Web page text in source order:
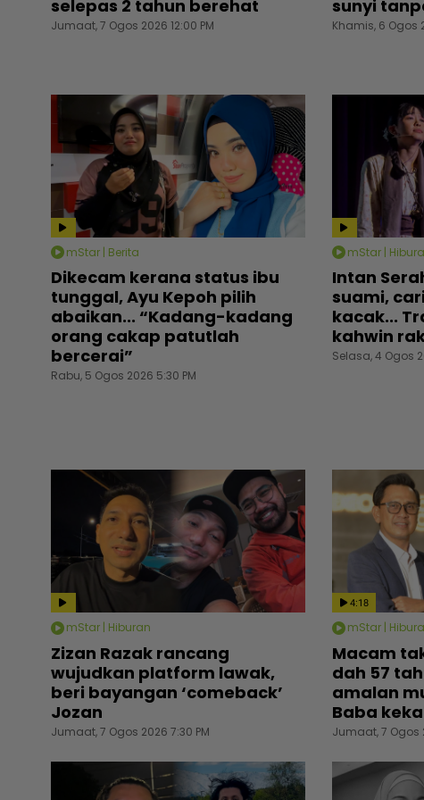
selepas 2 tahun berehat
Jumaat, 7 Ogos 2026 12:00 PM
sunyi
Khamis, 6 Ogos
mStar | Berita
Dikecam kerana status ibu
tunggal, Ayu Kepoh pilih
abaikan... “Kadang-kadang
orang cakap patutlah
bercerai”
Rabu, 5 Ogos 2026 5:30 PM
mStar |
Intan
suami,
kacak...
kahwin
Selasa, 4 Ogos
mStar | Hiburan
Zizan Razak rancang
wujudkan platform lawak,
beri bayangan ‘comeback’
Jozan
Jumaat, 7 Ogos 2026 7:30 PM
4:18
mStar |
Macam
dah 57
amalan
Baba
Jumaat, 7 Ogos